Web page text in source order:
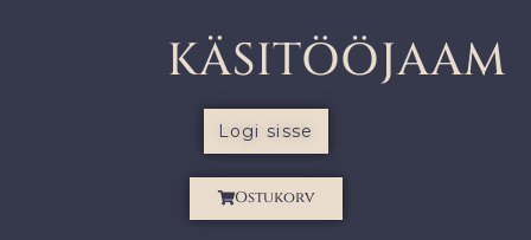
KÄSITÖÖJAAM
Logi sisse
Ostukorv